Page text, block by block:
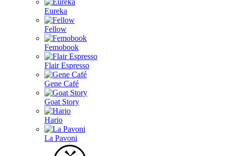
Eureka
Fellow
Femobook
Flair Espresso
Gene Café
Goat Story
Hario
La Pavoni